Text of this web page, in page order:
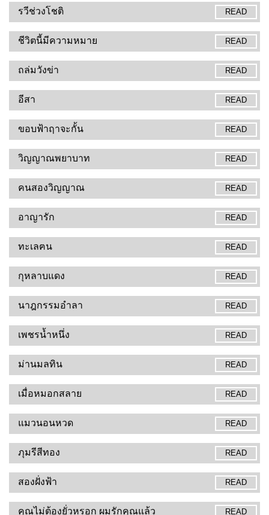
READ
รวีช่วงโชติ
READ
ชีวิตนี้มีความหมาย
READ
ถล่มวังข่า
READ
อีสา
READ
ขอบฟ้าฤาจะกั้น
READ
วิญญาณพยาบาท
READ
คนสองวิญญาณ
READ
อาญารัก
READ
ทะเลฅน
READ
กุหลาบแดง
READ
นาฎกรรมอำลา
READ
เพชรน้ำหนึ่ง
READ
ม่านมลทิน
READ
เมื่อหมอกสลาย
READ
แมวนอนหวด
READ
ภุมรีสีทอง
READ
สองฝั่งฟ้า
READ
คุณไม่ต้องยั่วหรอก ผมรักคุณแล้ว